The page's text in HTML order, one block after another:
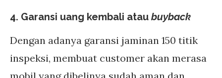
4. Garansi uang kembali atau buyback
Dengan adanya garansi jaminan 150 titik
inspeksi, membuat customer akan merasa